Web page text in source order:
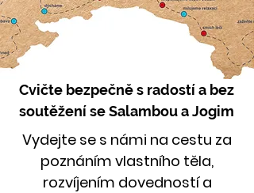
Cvičte bezpečně s radostí a bez
soutěžení se Salambou a Jogim
Vydejte se s námi na cestu za
poznáním vlastního těla,
rozvíjením dovedností a